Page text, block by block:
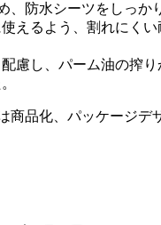
、防水シーツをしっか
えるよう、割れにく
慮し、パーム油の搾
商品化、パッケージデ